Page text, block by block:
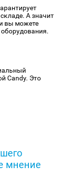
А значит
вы можете
Candy. Это
мнение